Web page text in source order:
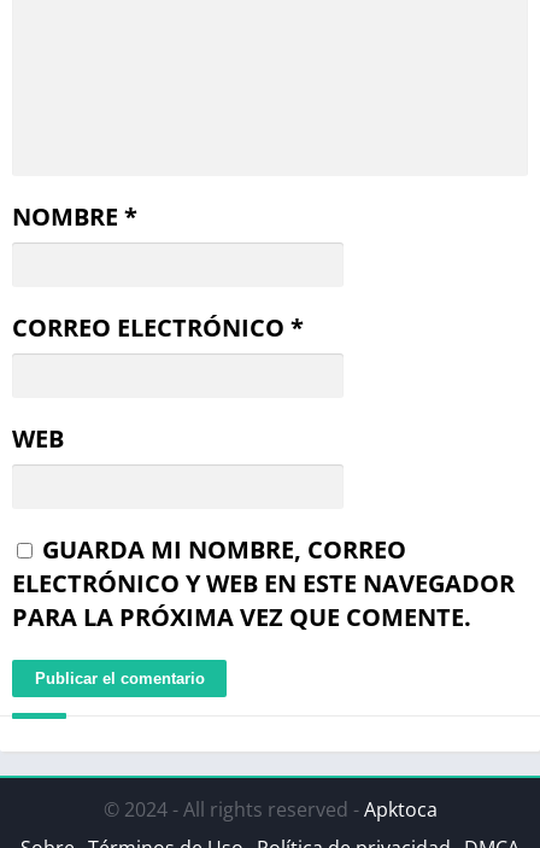
NOMBRE *
CORREO ELECTRÓNICO *
WEB
GUARDA MI NOMBRE, CORREO
ELECTRÓNICO Y WEB EN ESTE NAVEGADOR
PARA LA PRÓXIMA VEZ QUE COMENTE.
© 2024 - All rights reserved -Apktoca